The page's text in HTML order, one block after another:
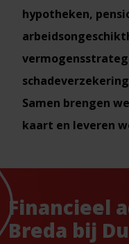
hypotheken,
Samen brengen
kaart en leveren
Financieel
Breda bij